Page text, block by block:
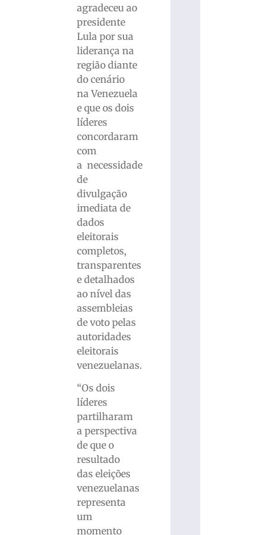
agradeceu ao
presidente
Lula por sua
liderança na
região diante
do cenário
na Venezuela
e que os dois
líderes
concordaram
com
a necessidade
de
divulgação
imediata de
dados
eleitorais
completos,
transparentes
e detalhados
ao nível das
assembleias
de voto pelas
autoridades
eleitorais
venezuelanas.
“Os dois
líderes
partilharam
a perspectiva
de que o
resultado
das eleições
venezuelanas
representa
um
momento